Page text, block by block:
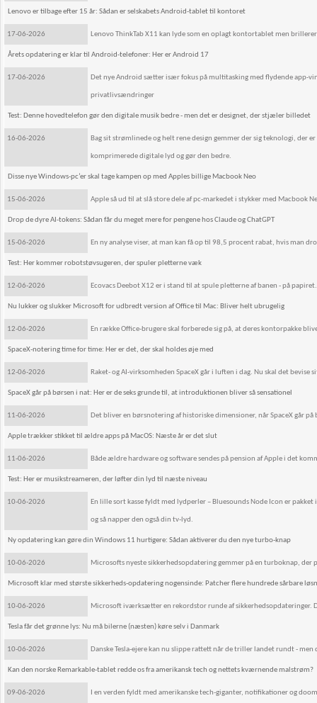
Lenovo er tilbage efter 15 år: Sådan er selskabets Android-tablet til kontoret
17-06-2026 Lenovo ThinkTab X11 kan lyde som en oplagt kontortablet men
Årets opdatering er klar til Android-telefoner: Her er Android 17
17-06-2026 Det nye Android sætter især fokus på multitasking med flydende app-
privatlivsændringer
Test: Denne hovedtelefon gør den digitale musik bedre - men det er designet, der stjæler billedet
16-06-2026 Bag sit strømlinede og helt rene design gemmer der sig teknologi, der
komprimerede digitale lyd og gør den bedre.
Disse nye Windows-pc’er skal tage kampen op med Apples billige Macbook Neo
15-06-2026 Apple så ud til at slå store dele af pc-markedet i stykker med Macbook
Drop de dyre AI-tokens: Sådan får du meget mere for pengene hos Claude og ChatGPT
15-06-2026 En ny analyse viser, at man kan få op til 98,5 procent rabat, hvis man
Test: Her kommer robotstøvsugeren, der spuler pletterne væk
12-06-2026 Ecovacs Deebot X12 er i stand til at spule pletterne af banen - på
Nu lukker og slukker Microsoft for udbredt version af Office til Mac: Bliver helt ubrugelig
12-06-2026 En række Office-brugere skal forberede sig på, at deres kontorpakke
SpaceX-notering time for time: Her er det, der skal holdes øje med
12-06-2026 Raket- og AI-virksomheden SpaceX går i luften i dag. Nu skal det
SpaceX går på børsen i nat: Her er de seks grunde til, at introduktionen bliver så sensationel
11-06-2026 Det bliver en børsnotering af historiske dimensioner, når SpaceX går på
Apple trækker stikket til ældre apps på MacOS: Næste år er det slut
11-06-2026 Både ældre hardware og software sendes på pension af Apple i det
Test: Her er musikstreameren, der løfter din lyd til næste niveau
10-06-2026 En lille sort kasse fyldt med lydperler – Bluesounds Node Icon er
og så napper den også din tv-lyd.
Ny opdatering kan gøre din Windows 11 hurtigere: Sådan aktiverer du den nye turbo-knap
10-06-2026 Microsofts nyeste sikkerhedsopdatering gemmer på en turboknap,
Microsoft klar med største sikkerheds-opdatering nogensinde: Patcher flere hundrede sårbare
10-06-2026 Microsoft iværksætter en rekordstor runde af sikkerhedsopdateringer.
Tesla får det grønne lys: Nu må bilerne (næsten) køre selv i Danmark
10-06-2026 Danske Tesla-ejere kan nu slippe rattett når de triller landet rundt - men
Kan den norske Remarkable-tablet redde os fra amerikansk tech og nettets kværnende malstrøm?
09-06-2026 I en verden fyldt med amerikanske tech-giganter, notifikationer og